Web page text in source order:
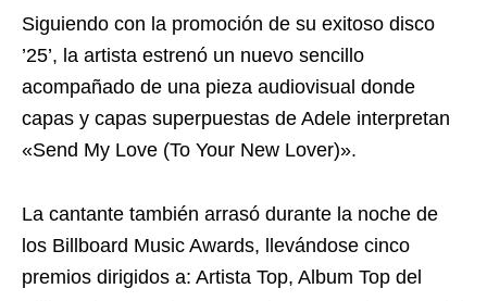
Siguiendo con la promoción de su exitoso disco
’25’, la artista estrenó un nuevo sencillo
acompañado de una pieza audiovisual donde
capas y capas superpuestas de Adele interpretan
«Send My Love (To Your New Lover)».
La cantante también arrasó durante la noche de
los Billboard Music Awards, llevándose cinco
premios dirigidos a: Artista Top, Album Top del